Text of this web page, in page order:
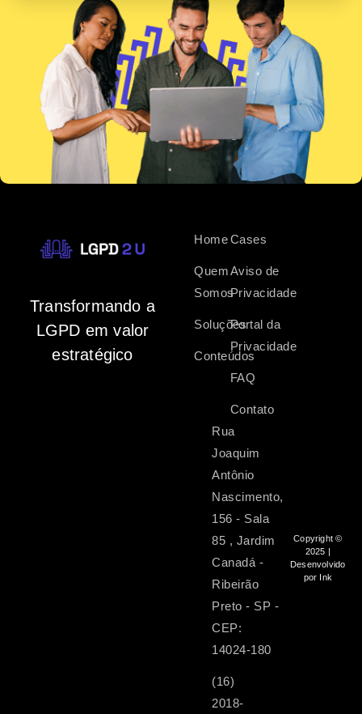
Transformando a
LGPD em valor
estratégico
Home
Quem
Somos
Soluções
Conteúdos
Cases
Aviso de
Privacidade
Portal da
Privacidade
FAQ
Contato
Rua
Joaquim
Antônio
Nascimento,
156 - Sala
85 , Jardim
Canadá -
Ribeirão
Preto - SP -
CEP:
14024-180
(16)
2018-
Copyright ©
2025 |
Desenvolvido
por Ink